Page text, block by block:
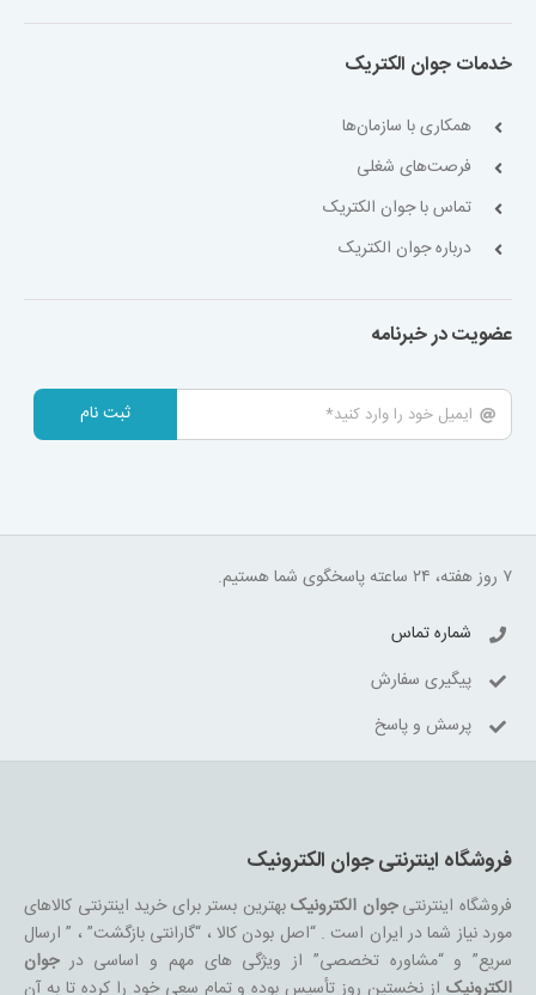
خدمات جوان الکتریک
همکاری با سازمان‌ها
فرصت‌های شغلی
تماس با جوان الکتریک
درباره جوان الکتریک
عضویت در خبرنامه
ثبت نام
۷ روز هفته، ۲۴ ساعته پاسخگوی شما هستیم.
شماره تماس
پیگیری سفارش
پرسش و پاسخ
فروشگاه اینترنتی جوان الکترونیک
فروشگاه اینترنتیجوان الکترونیکبهترین بستر برای خرید اینترنتی کالاهای
مورد نیاز شما در ایران است . “اصل بودن کالا ، “گارانتی بازگشت” ، ” ارسال
سریع” و “مشاوره تخصصی” از ویژگی های مهم و اساسی درجوان
الکترونیکاز نخستین روز تأسیس بوده و تمام سعی خود را کرده تا به آن